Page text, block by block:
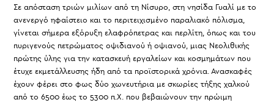
Σε απόσταση τριών μιλίων από τη Νίσυρο, στη νησίδα Γυαλί με το
ανενεργό ηφαίστειο και το περιτειχισμένο παραλιακό πόλισμα,
γίνεται σήμερα εξόρυξη ελαφρόπετρας και περλίτη, όπως και του
πυριγενούς πετρώματος οψιδιανού ή οψιανού, μιας Νεολιθικής
πρώτης ύλης για την κατασκευή εργαλείων και κοσμημάτων που
έτυχε εκμετάλλευσης ήδη από τα προϊστορικά χρόνια. Ανασκαφές
έχουν φέρει στο φως δύο χωνευτήρια με σκωρίες τήξης χαλκού
από το 6500 έως το 5300 π.Χ. που βεβαιώνουν την πρώιμη